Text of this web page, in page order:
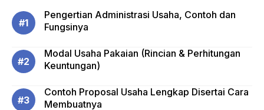
Pengertian Administrasi Usaha, Contoh dan
Fungsinya
Modal Usaha Pakaian (Rincian & Perhitungan
Keuntungan)
Contoh Proposal Usaha Lengkap Disertai Cara
Membuatnya